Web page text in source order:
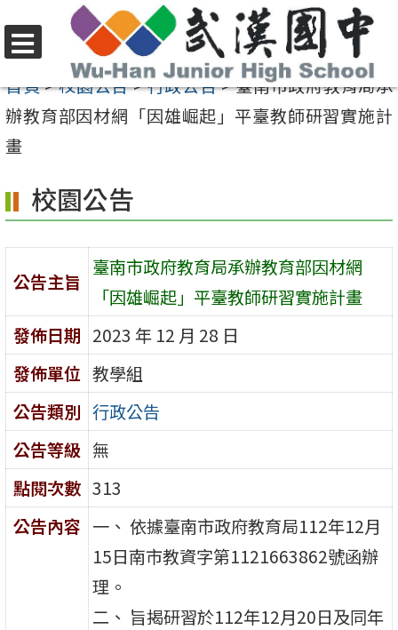
至
要
內
區
選
單
首頁>校園公告>行政公告>臺南市政府教育局承
辦教育部因材網「因雄崛起」平臺教師研習實施計
畫
校園公告
公告主旨
臺南市政府教育局承辦教育部因材網
「因雄崛起」平臺教師研習實施計畫
發佈日期 2023 年 12 月 28 日
發佈單位 教學組
公告類別 行政公告
公告等級 無
點閱次數 313
公告內容 一、 依據臺南市政府教育局112年12月
15日南市教資字第1121663862號函辦
理。
二、 旨揭研習於112年12月20日及同年